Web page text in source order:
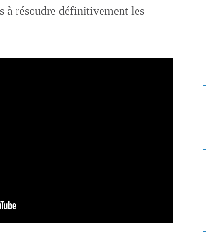
à résoudre définitivement les